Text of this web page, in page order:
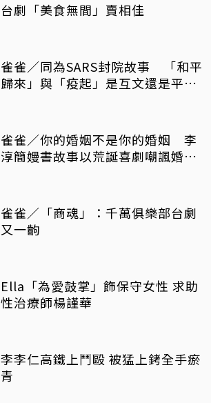
台劇「美食無間」賣相佳
雀雀／同為SARS封院故事 「和平
歸來」與「疫起」是互文還是平行
雀雀／你的婚姻不是你的婚姻 李
淳簡嫚書故事以荒誕喜劇嘲諷婚戀
雀雀／「商魂」：千萬俱樂部台劇
又一齣
Ella「為愛鼓掌」飾保守女性 求助
性治療師楊謹華
李李仁高鐵上鬥毆 被猛上銬全手瘀
青